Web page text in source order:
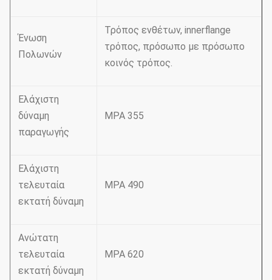
Ένωση
Πολωνών
Τρόπος ενθέτων, innerflange
τρόπος, πρόσωπο με πρόσωπο
κοινός τρόπος.
Ελάχιστη
δύναμη
παραγωγής
MPA 355
Ελάχιστη
τελευταία
εκτατή δύναμη
MPA 490
Ανώτατη
τελευταία
εκτατή δύναμη
MPA 620